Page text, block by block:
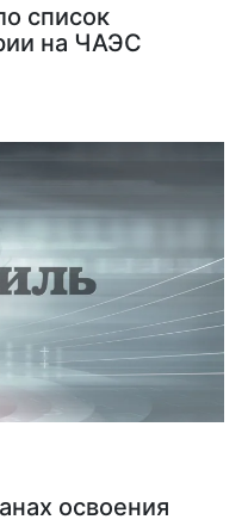
список
на ЧАЭС
освоения